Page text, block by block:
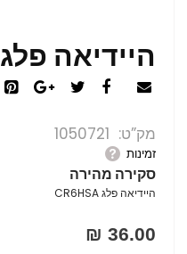
היידיאה פלג CR6HSA
מק”ט 1050721
זמינות
סקירה מהירה
היידיאה פלג CR6HSA
36.00 ₪